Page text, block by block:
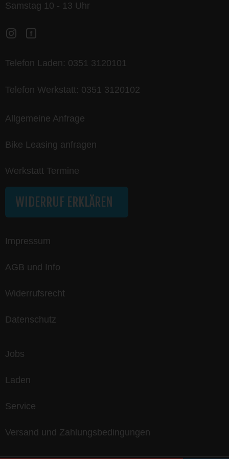
Samstag 10 - 13 Uhr
Telefon Laden: 0351 3120101
Telefon Werkstatt: 0351 3120102
Allgemeine Anfrage
Bike Leasing anfragen
Werkstatt Termine
WIDERRUF ERKLÄREN
Impressum
AGB und Info
Widerrufsrecht
Datenschutz
Jobs
Laden
Service
Versand und Zahlungsbedingungen